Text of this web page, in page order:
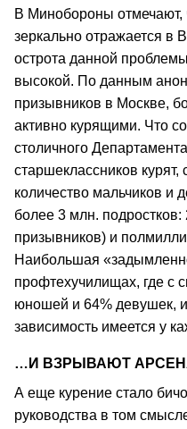
В Минобороны отмечают,
зеркально отражается в
острота данной
высокой. По данным
призывников в Москве,
активно курящими. Что
столичного
старшеклассников
количество мальчиков и
более 3 млн.
призывников) и
Наибольшая
профтехучилищах, где с
юношей и 64% девушек,
зависимость имеется у
…И ВЗРЫВАЮТ
А еще курение стало
руководства в том